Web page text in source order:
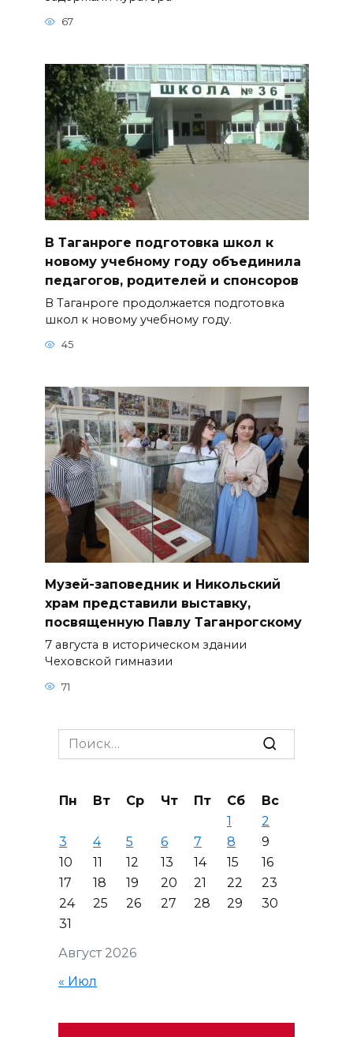
67
В Таганроге подготовка школ к
новому учебному году объединила
педагогов, родителей и спонсоров
В Таганроге продолжается подготовка
школ к новому учебному году.
45
Музей-заповедник и Никольский
храм представили выставку,
посвященную Павлу Таганрогскому
7 августа в историческом здании
Чеховской гимназии
71
Search
for:
Август 2026
Пн Вт Ср Чт Пт Сб
Вс
1
2
3
4 5 6 7 8
9
10
11 12 13 14 15
16
17
18 19 20 21 22
23
24
25 26 27 28 29
30
31
« Июл